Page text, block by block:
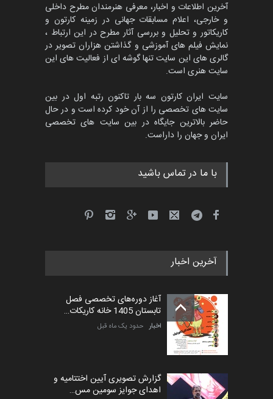
جشنواره بین‌المللی کارتون
مدارس پرتغال، ۲۰۲۷
مهلت 4 ماه دیگر
پنجمین مسابقۀ بین‌المللی
کارتون طنز «کلاه‌ای…
مهلت
آخرین اطلاعات و اخبار، معرفی هنرمندان مطرح داخلی
و خارجی، اعلام مسابقات جهانی در زمینه کارتون و
کاریکاتور و تحلیل و بررسی آثار مطرح در این ارتباط ،
نمایش فیلم های آموزشی و گذاشتن هزاران تصویر در
گالری های این سایت تنها گوشه ای از فعالیت های این
سایت هنری است.
سایت ایران کارتون سه بار تاکنون رتبه اول در بین
سایت های تخصصی را از آن خود کرده است و در حال
حاضر بالاترین جایگاه در بین سایت های تخصصی
ایران و جهان را داراست.
با ما در تماس باشید
آخرین اخبار
آغاز دوره‌های تخصصی فصل
تابستان 1405 خانه کاریکات…
اخبار حدود یک ماه قبل
گزارش تصویری آیین اختتامیه و
اهدای جوایز سومین مس…